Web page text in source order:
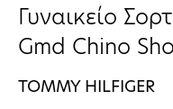
Γυναικείο
Gmd Chino
AEG
TOMMY HILFIGER